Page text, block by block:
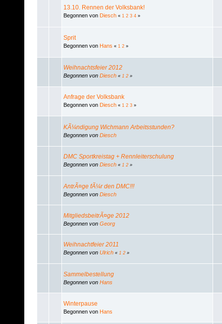
13.10. Rennen der Volksbank!
Begonnen von Diesch « 1 2 3 4 »
Sprit
Begonnen von Hans « 1 2 »
Weihnachtsfeier 2012
Begonnen von Diesch « 1 2 »
Anfrage der Volksbank
Begonnen von Diesch « 1 2 3 »
KÃ¼ndigung Wichmann Arbeitsstunden?
Begonnen von Diesch
DMC Sportkreistag + Rennleiterschulung
Begonnen von Diesch « 1 2 »
AntrÃ¤ge fÃ¼r den DMC!!!
Begonnen von Diesch
MitgliedsbeitrÃ¤ge 2012
Begonnen von Georg
Weihnachtfeier 2011
Begonnen von Ulrich « 1 2 »
Sammelbestellung
Begonnen von Hans
Winterpause
Begonnen von Hans